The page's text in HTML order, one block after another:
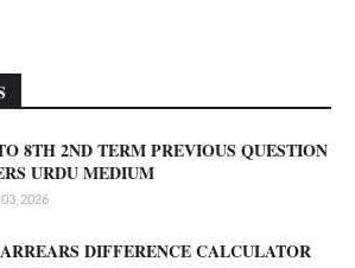
8TH 2ND TERM PREVIOUS QUESTION
URDU MEDIUM
2026
DIFFERENCE CALCULATOR